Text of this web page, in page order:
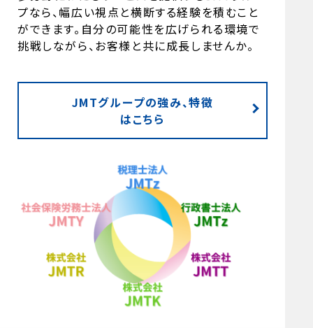
プなら、幅広い視点と横断する経験を積むこと
ができます。自分の可能性を広げられる環境で
挑戦しながら、お客様と共に成長しませんか。
JMTグループの強み、特徴
はこちら